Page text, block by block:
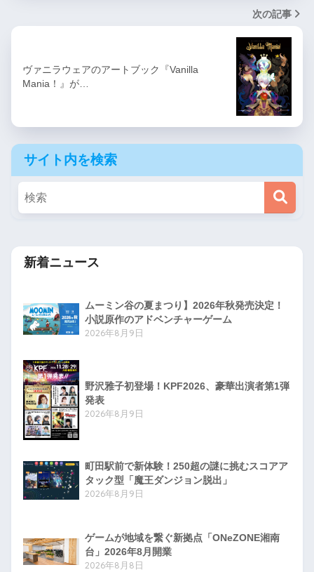
次の記事
ヴァニラウェアのアートブック『Vanilla
Mania！』が…
サイト内を検索
新着ニュース
ムーミン谷の夏まつり】2026年秋発売決定！
小説原作のアドベンチャーゲーム
2026年8月9日
野沢雅子初登場！KPF2026、豪華出演者第1弾
発表
2026年8月9日
町田駅前で新体験！250超の謎に挑むスコアア
タック型「魔王ダンジョン脱出」
2026年8月9日
ゲームが地域を繋ぐ新拠点「ONeZONE湘南
台」2026年8月開業
2026年8月8日